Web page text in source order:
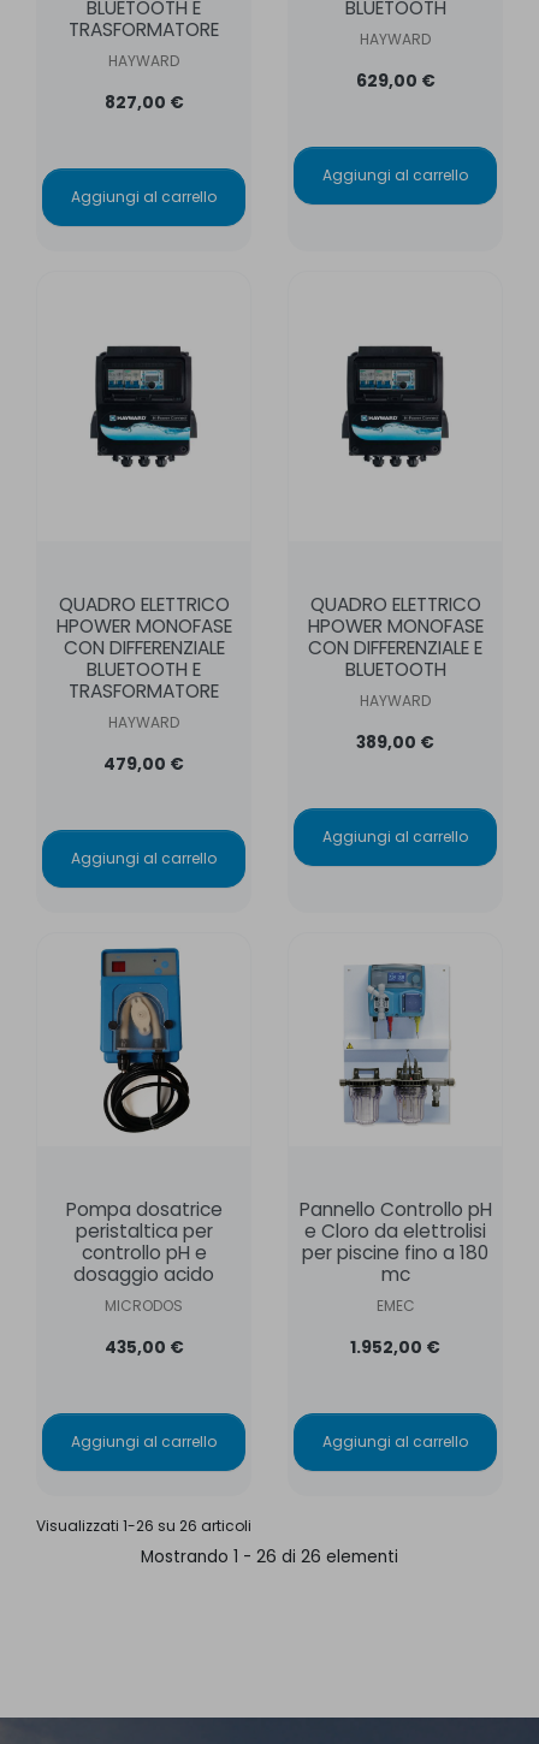
BLUETOOTH E
TRASFORMATORE
HAYWARD
827,00 €
Aggiungi al carrello
BLUETOOTH
HAYWARD
629,00 €
Aggiungi al carrello
QUADRO ELETTRICO
HPOWER MONOFASE
CON DIFFERENZIALE
BLUETOOTH E
TRASFORMATORE
HAYWARD
479,00 €
Aggiungi al carrello
QUADRO ELETTRICO
HPOWER MONOFASE
CON DIFFERENZIALE E
BLUETOOTH
HAYWARD
389,00 €
Aggiungi al carrello
Pompa dosatrice
peristaltica per
controllo pH e
dosaggio acido
MICRODOS
435,00 €
Aggiungi al carrello
Pannello Controllo pH
e Cloro da elettrolisi
per piscine fino a 180
mc
EMEC
1.952,00 €
Aggiungi al carrello
Visualizzati 1-26 su 26 articoli
Mostrando 1 - 26 di 26 elementi